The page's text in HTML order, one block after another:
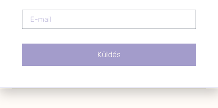
linkre kattintva.
Küldés